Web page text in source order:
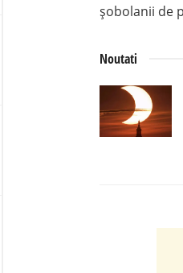
șobolanii de
Noutati